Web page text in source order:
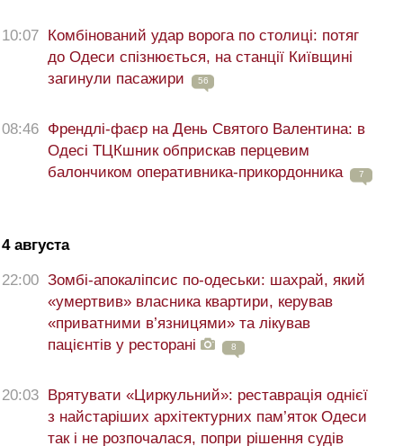
10:07 Комбінований удар ворога по столиці: потяг
до Одеси спізнюється, на станції Київщині
загинули пасажири
56
08:46 Френдлі-фаєр на День Святого Валентина: в
Одесі ТЦКшник обприскав перцевим
балончиком оперативника-прикордонника
7
4 августа
22:00 Зомбі-апокаліпсис по-одеськи: шахрай, який
«умертвив» власника квартири, керував
«приватними в’язницями» та лікував
пацієнтів у ресторані
8
20:03 Врятувати «Циркульний»: реставрація однієї
з найстаріших архітектурних пам’яток Одеси
так і не розпочалася, попри рішення судів